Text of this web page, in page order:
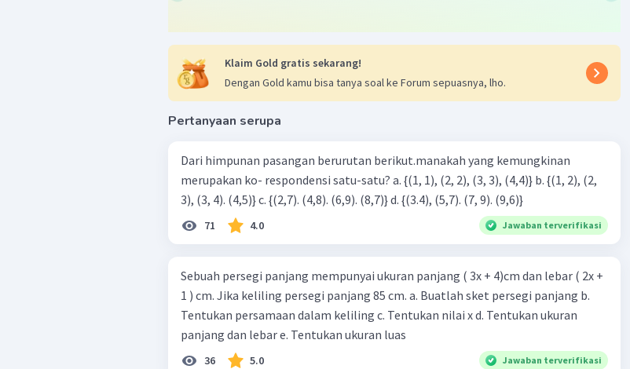
Klaim Gold gratis sekarang!
Dengan Gold kamu bisa tanya soal ke Forum sepuasnya, lho.
Pertanyaan serupa
Dari himpunan pasangan berurutan berikut.manakah yang kemungkinan
merupakan ko- respondensi satu-satu? a. {(1, 1), (2, 2), (3, 3), (4,4)} b. {(1, 2), (2,
3), (3, 4). (4,5)} c. {(2,7). (4,8). (6,9). (8,7)} d. {(3.4), (5,7). (7, 9). (9,6)}
71 4.0 Jawaban terverifikasi
Sebuah persegi panjang mempunyai ukuran panjang ( 3x + 4)cm dan lebar ( 2x +
1 ) cm. Jika keliling persegi panjang 85 cm. a. Buatlah sket persegi panjang b.
Tentukan persamaan dalam keliling c. Tentukan nilai x d. Tentukan ukuran
panjang dan lebar e. Tentukan ukuran luas
36 5.0 Jawaban terverifikasi